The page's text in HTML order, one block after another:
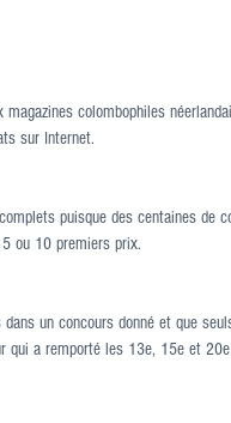
colombophiles
sur Internet.
puisque des centaines de
ou 10 premiers prix.
un concours donné et que
qui a remporté les 13e, 15e et